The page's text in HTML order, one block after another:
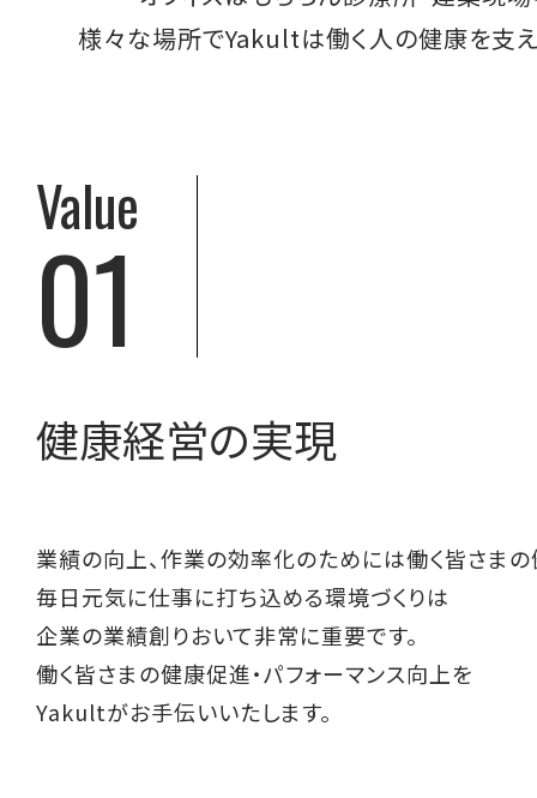
様々な場所でYakultは働く人の健康を支え
Value
01
健康経営の実現
業績の向上、作業の効率化のためには働く皆さまの
毎日元気に仕事に打ち込める環境づくりは
企業の業績創りおいて非常に重要です。
働く皆さまの健康促進・パフォーマンス向上を
Yakultがお手伝いいたします。